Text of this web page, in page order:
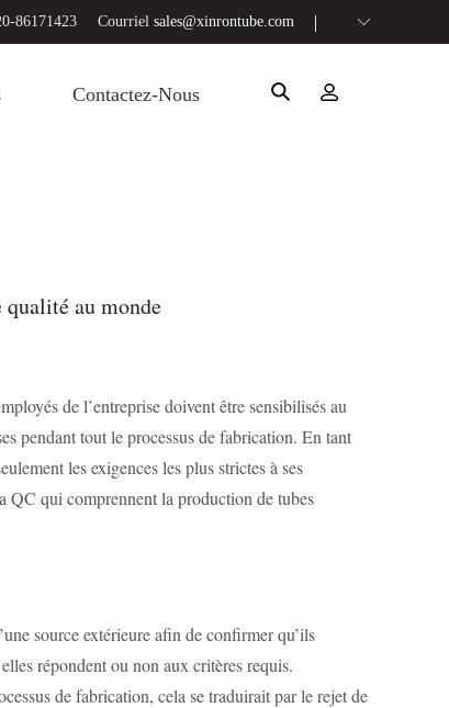
86171423 Courriel sales@xinrontube.com
Contactez-Nous
au monde
de l’entreprise doivent être sensibilisés au
pendant tout le processus de fabrication. En tant
les exigences les plus strictes à ses
QC qui comprennent la production de tubes
source extérieure afin de confirmer qu’ils
répondent ou non aux critères requis.
de fabrication, cela se traduirait par le rejet de